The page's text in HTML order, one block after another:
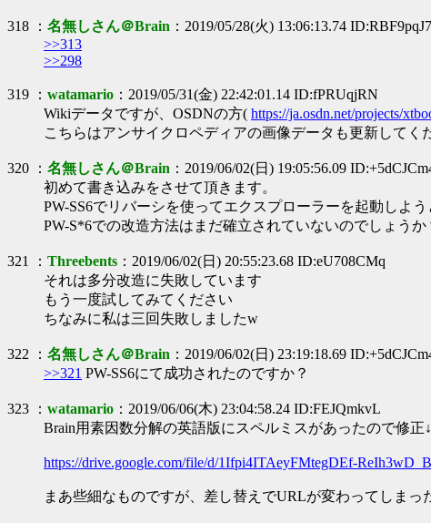
318 ： 名無しさん＠Brain ：2019/05/28(火) 13:06:13.74 ID:RBF9pqJ7
>>313
>>298
319 ： watamario ：2019/05/31(金) 22:42:01.14 ID:fPRUqjRN
Wikiデータですが、OSDNの方( https://ja.osdn.net/projects/
こちらはアンサイクロペディアの画像データも更新して
320 ： 名無しさん＠Brain ：2019/06/02(日) 19:05:56.09
初めて書き込みをさせて頂きます。
PW-SS6でリバーシを使ってエクスプローラーを起動しよ
PW-S*6での改造方法はまだ確立されていないのでしょうか
321 ： Threebents ：2019/06/02(日) 20:55:23.68 ID:eU708CMq
それは多分改造に失敗しています
もう一度試してみてください
ちなみに私は三回失敗しましたw
322 ： 名無しさん＠Brain ：2019/06/02(日) 23:19:18.69
>>321 PW-SS6にて成功されたのですか？
323 ： watamario ：2019/06/06(木) 23:04:58.24 ID:FEJQmkvL
Brain用素因数分解の英語版にスペルミスがあったので修正↓
https://drive.google.com/file/d/1Ifpi4ITAeyFMtegDEf-
まあ些細なものですが、差し替えでURLが変わってしまっ